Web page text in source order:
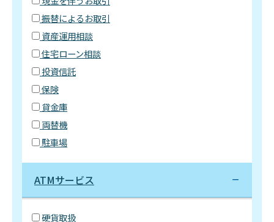
振替によるお取引
資産運用相談
住宅ローン相談
投資信託
保険
貸金庫
両替機
駐車場
ATMサービス
硬貨取扱